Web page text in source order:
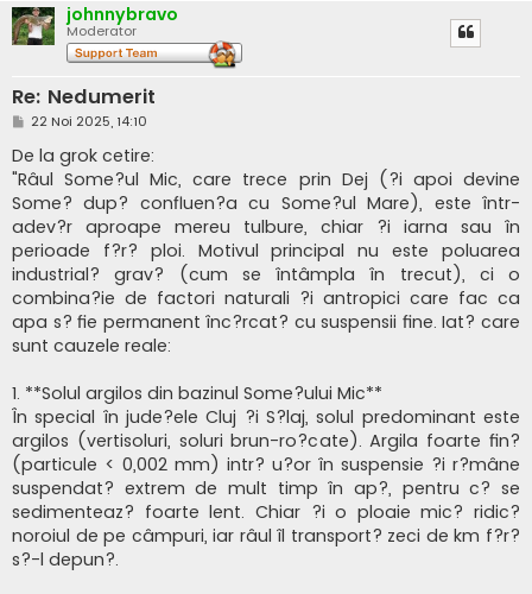
johnnybravo
Moderator
Re: Nedumerit
M
s
a
j
22 Noi 2025, 14:10
De la grok cetire:
"Râul Some?ul Mic, care trece prin Dej (?i apoi devine
Some? dup? confluen?a cu Some?ul Mare), este într-
adev?r aproape mereu tulbure, chiar ?i iarna sau în
perioade f?r? ploi. Motivul principal nu este poluarea
industrial? grav? (cum se întâmpla în trecut), ci o
combina?ie de factori naturali ?i antropici care fac ca
apa s? fie permanent înc?rcat? cu suspensii fine. Iat? care
sunt cauzele reale:
1. **Solul argilos din bazinul Some?ului Mic**
În special în jude?ele Cluj ?i S?laj, solul predominant este
argilos (vertisoluri, soluri brun-ro?cate). Argila foarte fin?
(particule < 0,002 mm) intr? u?or în suspensie ?i r?mâne
suspendat? extrem de mult timp în ap?, pentru c? se
sedimenteaz? foarte lent. Chiar ?i o ploaie mic? ridic?
noroiul de pe câmpuri, iar râul îl transport? zeci de km f?r?
s?-l depun?.